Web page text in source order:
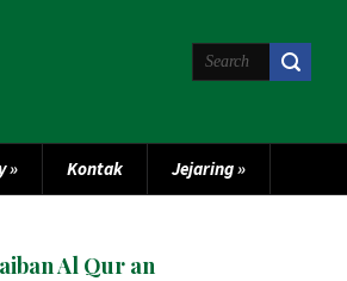
» Kontak Jejaring»
Al Qur an